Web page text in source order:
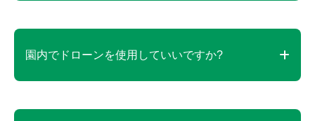
ご家族やお仲間同士で撮影される場合は申請の必要
但し、商業撮影および、営利を目的とした撮影は、
すべて事前の撮影許可申請が必要です。
園内でドローンを使用していいですか?
公園内はドローンの使用を禁止しています。